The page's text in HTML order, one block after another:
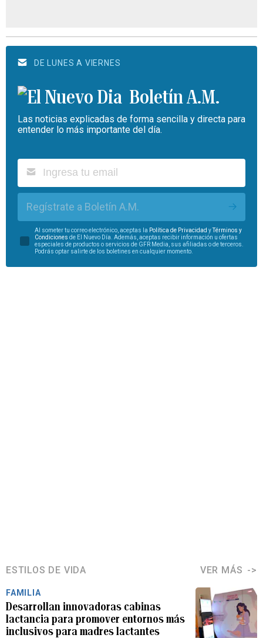
DE LUNES A VIERNES
Boletín A.M.
Las noticias explicadas de forma sencilla y directa para
entender lo más importante del día.
Regístrate a Boletín A.M.
Al someter tu correo electrónico, aceptas la Política de Privacidad yTérminos y
Condiciones de El Nuevo Día. Además, aceptas recibir información u ofertas
especiales de productos o servicios de GFR Media, sus afiliadas o de terceros.
Podrás optar salirte de los boletines en cualquier momento.
ESTILOS DE VIDA VER MÁS
FAMILIA
Desarrollan innovadoras cabinas
lactancia para promover entornos más
inclusivos para madres lactantes